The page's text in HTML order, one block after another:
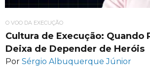
O VOO DA EXECUÇÃO
Cultura de Execução: Quando
Deixa de Depender de Heróis
Por Sérgio Albuquerque Júnior